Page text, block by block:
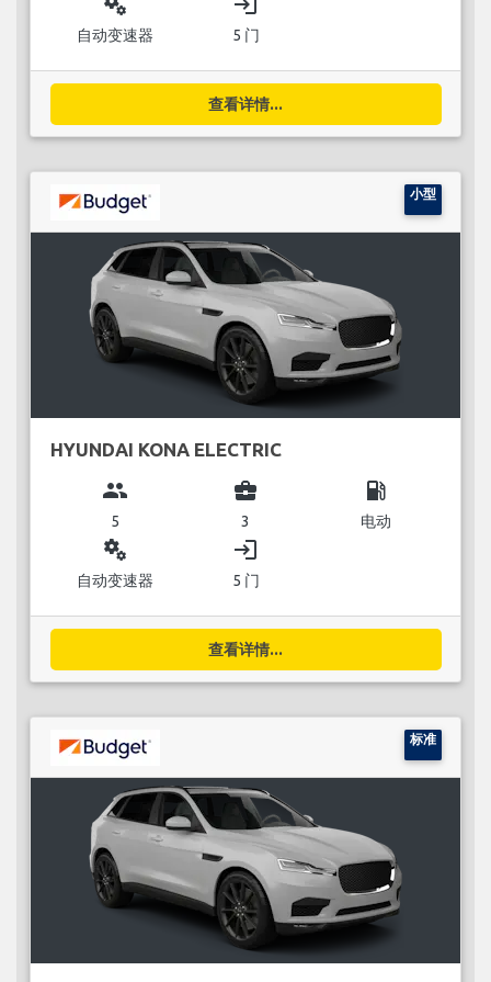
自动变速器 5 门
查看详情...
小型
HYUNDAI KONA ELECTRIC
group
5
business_center
3
local_gas_station
电动
miscellaneous_services
自动变速器
login
5 门
查看详情...
标准